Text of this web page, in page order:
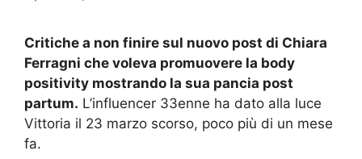
Critiche a non finire sul nuovo post di Chiara
Ferragni che voleva promuovere la body
positivity mostrando la sua pancia post
partum. L’influencer 33enne ha dato alla luce
Vittoria il 23 marzo scorso, poco più di un mese
fa.